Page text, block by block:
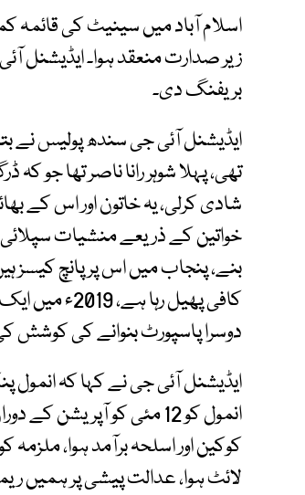
اسلام آباد میں سینیٹ کی قائمہ
زیر صدارت منعقد ہوا۔ ایڈیشنل
بریفنگ دی۔
تھی، پہلا شوہر رانا ناصر تھا جو
شادی کرلی، یہ خاتون اور اس کے
بنے، پنجاب میں اس پر پانچ کیسز
کافی پھیل
دوسرا پاسپورٹ بنوانے کی کوشش
ایڈیشنل آئی جی نے کہا کہ انمول
انمول کو 12 مئی کو
کوکین اور اسلحہ برآمد ہوا،
لائٹ ہوا، عدالت پیشی پر ہمیں